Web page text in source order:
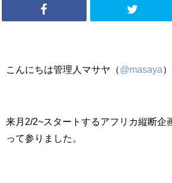
こんにちは管理人マサヤ（@masaya
来月2/2~スタートするアフリカ縦断企
って参りました。